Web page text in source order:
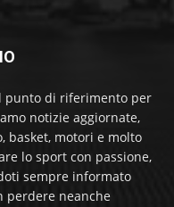
punto di riferimento per
notizie aggiornate,
basket, motori e molto
lo sport con passione,
sempre informato
perdere neanche